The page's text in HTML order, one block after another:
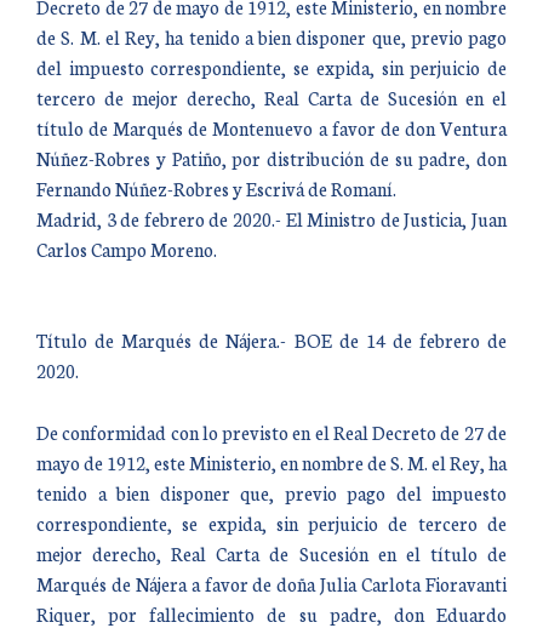
Decreto de 27 de mayo de 1912, este Ministerio, en nombre
de S. M. el Rey, ha tenido a bien disponer que, previo pago
del impuesto correspondiente, se expida, sin perjuicio de
tercero de mejor derecho, Real Carta de Sucesión en el
título de Marqués de Montenuevo a favor de don Ventura
Núñez-Robres y Patiño, por distribución de su padre, don
Fernando Núñez-Robres y Escrivá de Romaní.
Madrid, 3 de febrero de 2020.- El Ministro de Justicia, Juan
Carlos Campo Moreno.
Título de Marqués de Nájera.- BOE de 14 de febrero de
2020.
De conformidad con lo previsto en el Real Decreto de 27 de
mayo de 1912, este Ministerio, en nombre de S. M. el Rey, ha
tenido a bien disponer que, previo pago del impuesto
correspondiente, se expida, sin perjuicio de tercero de
mejor derecho, Real Carta de Sucesión en el título de
Marqués de Nájera a favor de doña Julia Carlota Fioravanti
Riquer, por fallecimiento de su padre, don Eduardo